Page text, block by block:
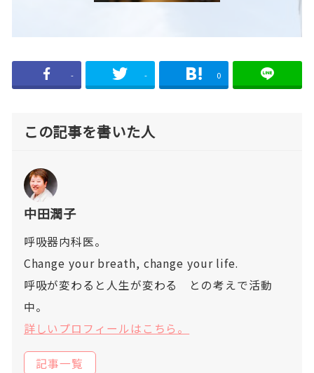
- - 0
この記事を書いた人
中田潤子
呼吸器内科医。
Change your breath, change your life.
呼吸が変わると人生が変わる との考えで活動
中。
詳しいプロフィールはこちら。
記事一覧